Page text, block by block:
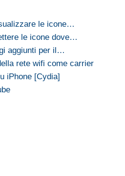
le icone…
le icone dove…
aggiunti per il…
rete wifi come carrier
iPhone [Cydia]